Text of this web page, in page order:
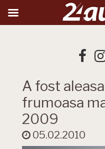
A fost
frumoasa
2009
05.02.2010